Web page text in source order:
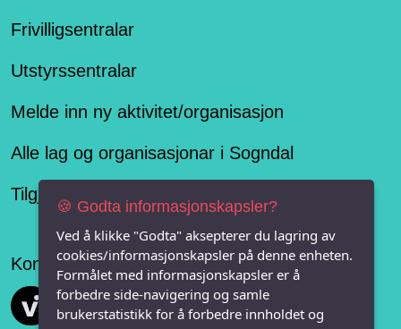
Frivilligsentralar
Utstyrssentralar
Melde inn ny aktivitet/organisasjon
Alle lag og organisasjonar i Sogndal
Tilgjengelegheitserklæring
Konseptet er levert av
Vi FRITID
🍪 Godta informasjonskapsler?
Ved å klikke "Godta" aksepterer du lagring av
cookies/informasjonskapsler på denne enheten.
Formålet med informasjonskapsler er å
forbedre side-navigering og samle
brukerstatistikk for å forbedre innholdet og